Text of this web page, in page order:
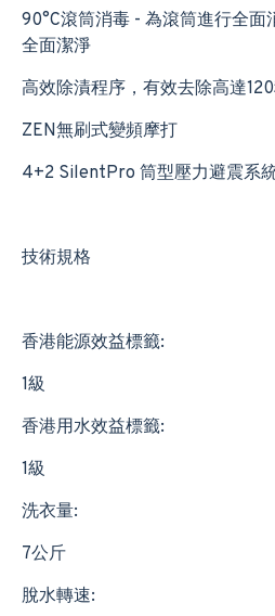
90°C滾筒消毒 - 為滾筒進行全面
全面潔淨
高效除漬程序，有效去除高達
ZEN無刷式變頻摩打
4+2 SilentPro 筒型壓力避震系
技術規格
香港能源效益標籤:
1級
香港用水效益標籤:
1級
洗衣量:
7公斤
脫水轉速: